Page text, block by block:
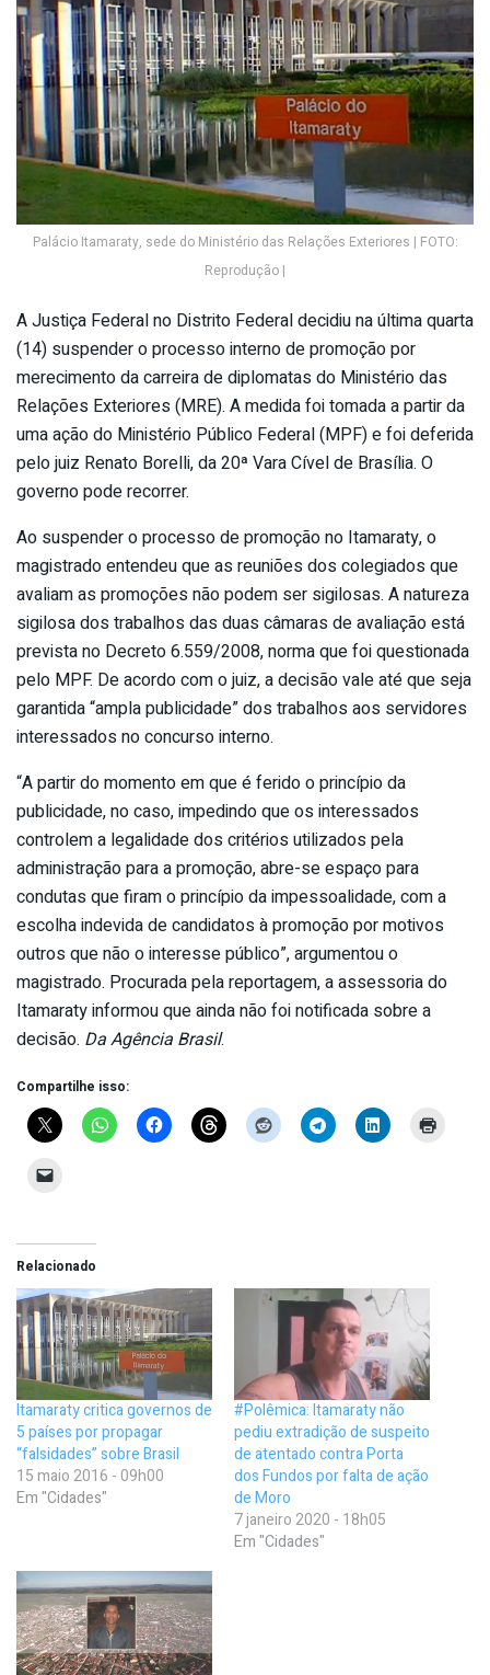
Palácio Itamaraty, sede do Ministério das Relações Exteriores | FOTO:
Reprodução |
A Justiça Federal no Distrito Federal decidiu na última quarta
(14) suspender o processo interno de promoção por
merecimento da carreira de diplomatas do Ministério das
Relações Exteriores (MRE). A medida foi tomada a partir da
uma ação do Ministério Público Federal (MPF) e foi deferida
pelo juiz Renato Borelli, da 20ª Vara Cível de Brasília. O
governo pode recorrer.
Ao suspender o processo de promoção no Itamaraty, o
magistrado entendeu que as reuniões dos colegiados que
avaliam as promoções não podem ser sigilosas. A natureza
sigilosa dos trabalhos das duas câmaras de avaliação está
prevista no Decreto 6.559/2008, norma que foi questionada
pelo MPF. De acordo com o juiz, a decisão vale até que seja
garantida “ampla publicidade” dos trabalhos aos servidores
interessados no concurso interno.
“A partir do momento em que é ferido o princípio da
publicidade, no caso, impedindo que os interessados
controlem a legalidade dos critérios utilizados pela
administração para a promoção, abre-se espaço para
condutas que firam o princípio da impessoalidade, com a
escolha indevida de candidatos à promoção por motivos
outros que não o interesse público”, argumentou o
magistrado. Procurada pela reportagem, a assessoria do
Itamaraty informou que ainda não foi notificada sobre a
decisão. Da Agência Brasil.
Compartilhe isso:
Relacionado
Itamaraty critica governos de
5 países por propagar
“falsidades” sobre Brasil
15 maio 2016 - 09h00
Em "Cidades"
#Polêmica: Itamaraty não
pediu extradição de suspeito
de atentado contra Porta
dos Fundos por falta de ação
de Moro
7 janeiro 2020 - 18h05
Em "Cidades"